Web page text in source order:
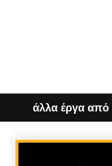
άλλα έργα